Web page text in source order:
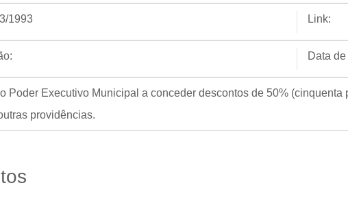
1993 Link:
Data
Poder Executivo Municipal a conceder descontos de 50%
providências.